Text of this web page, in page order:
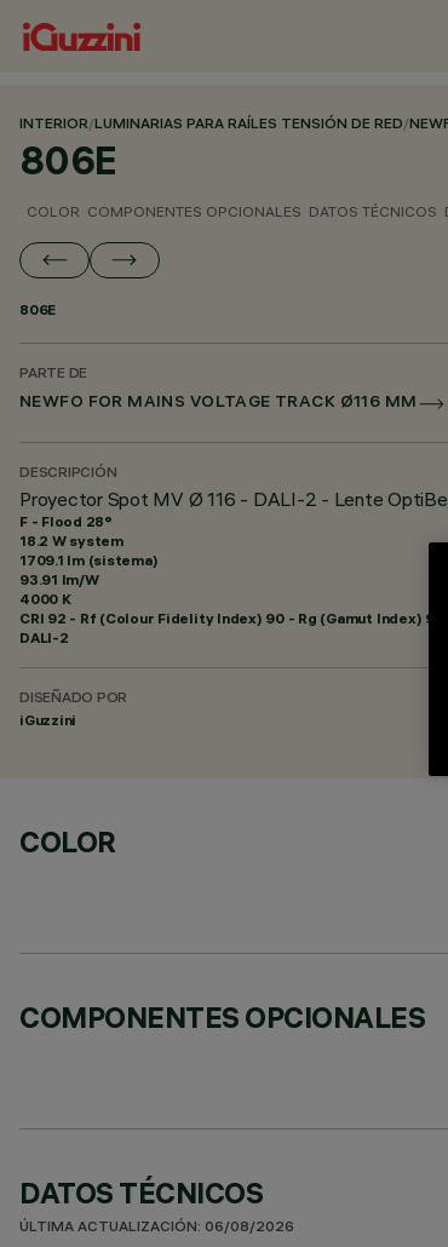
INTERIOR/LUMINARIAS PARA RAÍLES TENSIÓN DE RED/
806E
COLOR COMPONENTES OPCIONALES DATOS TÉCNICOS
806E
PARTE DE
NEWFO FOR MAINS VOLTAGE TRACK Ø116 MM
DESCRIPCIÓN
Proyector Spot MV Ø 116 - DALI-2 - Lente
F - Flood 28°
18.2 W system
1709.1 lm (sistema)
93.91 lm/W
4000 K
CRI 92 - Rf (Colour Fidelity Index) 90 - Rg (Gamut Index) 98
DALI-2
DISEÑADO POR
iGuzzini
COLOR
COMPONENTES OPCIONALES
DATOS TÉCNICOS
ÚLTIMA ACTUALIZACIÓN: 06/08/2026